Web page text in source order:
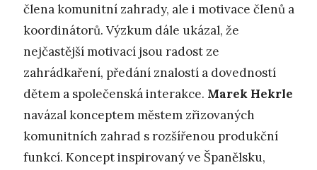
člena komunitní zahrady, ale i motivace členů a
koordinátorů. Výzkum dále ukázal, že
nejčastější motivací jsou radost ze
zahrádkaření, předání znalostí a dovedností
dětem a společenská interakce. Marek Hekrle
navázal konceptem městem zřizovaných
komunitních zahrad s rozšířenou produkční
funkcí. Koncept inspirovaný ve Španělsku,